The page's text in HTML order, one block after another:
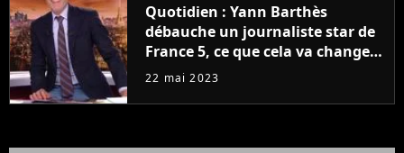
Quotidien : Yann Barthès
débauche un journaliste star de
France 5, ce que cela va changer
à la rentrée
22 mai 2023